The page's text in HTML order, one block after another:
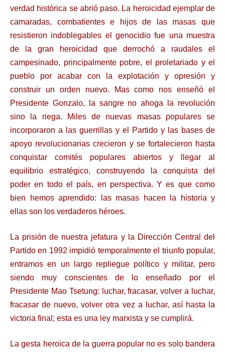
verdad histórica se abrió paso. La heroicidad ejemplar de
camaradas, combatientes e hijos de las masas que
resistieron indoblegables el genocidio fue una muestra
de la gran heroicidad que derrochó a raudales el
campesinado, principalmente pobre, el proletariado y el
pueblo por acabar con la explotación y opresión y
construir un orden nuevo. Mas como nos enseñó el
Presidente Gonzalo, la sangre no ahoga la revolución
sino la riega. Miles de nuevas masas populares se
incorporaron a las guerrillas y el Partido y las bases de
apoyo revolucionarias crecieron y se fortalecieron hasta
conquistar comités populares abiertos y llegar al
equilibrio estratégico, construyendo la conquista del
poder en todo el país, en perspectiva. Y es que como
bien hemos aprendido: las masas hacen la historia y
ellas son los verdaderos héroes.
La prisión de nuestra jefatura y la Dirección Central del
Partido en 1992 impidió temporalmente el triunfo popular,
entramos en un largo repliegue político y militar, pero
siendo muy conscientes de lo enseñado por el
Presidente Mao Tsetung: luchar, fracasar, volver a luchar,
fracasar de nuevo, volver otra vez a luchar, así hasta la
victoria final; esta es una ley marxista y se cumplirá.
La gesta heroica de la guerra popular no es solo bandera